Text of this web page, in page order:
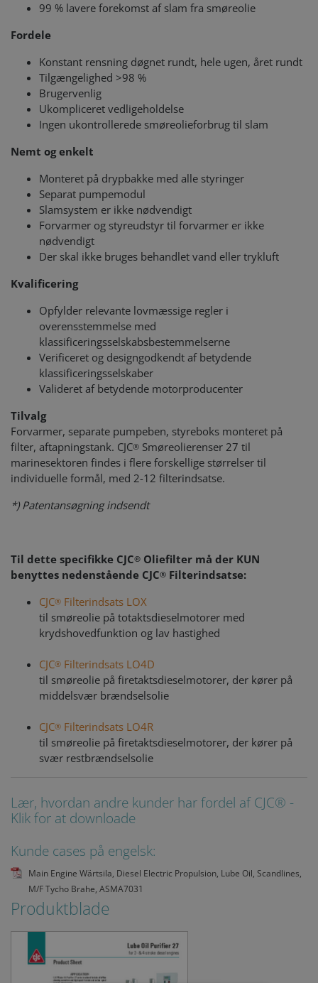
99 % lavere forekomst af slam fra smøreolie
Fordele
Konstant rensning døgnet rundt, hele ugen, året rundt
Tilgængelighed >98 %
Brugervenlig
Ukompliceret vedligeholdelse
Ingen ukontrollerede smøreolieforbrug til slam
Nemt og enkelt
Monteret på drypbakke med alle styringer
Separat pumpemodul
Slamsystem er ikke nødvendigt
Forvarmer og styreudstyr til forvarmer er ikke
nødvendigt
Der skal ikke bruges behandlet vand eller trykluft
Kvalificering
Opfylder relevante lovmæssige regler i
overensstemmelse med
klassificeringsselskabsbestemmelserne
Verificeret og designgodkendt af betydende
klassificeringsselskaber
Valideret af betydende motorproducenter
Tilvalg
Forvarmer, separate pumpeben, styreboks monteret på
filter, aftapningstank. CJC® Smøreolierenser 27 til
marinesektoren findes i flere forskellige størrelser til
individuelle formål, med 2-12 filterindsatse.
*) Patentansøgning indsendt
Til dette specifikke CJC® Oliefilter må der KUN
benyttes nedenstående CJC® Filterindsatse:
CJC® Filterindsats LOX
til smøreolie på totaktsdieselmotorer med
krydshovedfunktion og lav hastighed
CJC® Filterindsats LO4D
til smøreolie på firetaktsdieselmotorer, der kører på
middelsvær brændselsolie
CJC® Filterindsats LO4R
til smøreolie på firetaktsdieselmotorer, der kører på
svær restbrændselsolie
Lær, hvordan andre kunder har fordel af CJC® -
Klik for at downloade
Kunde cases på engelsk:
Main Engine Wärtsila, Diesel Electric Propulsion, Lube Oil, Scandlines,
M/F Tycho Brahe, ASMA7031
Produktblade